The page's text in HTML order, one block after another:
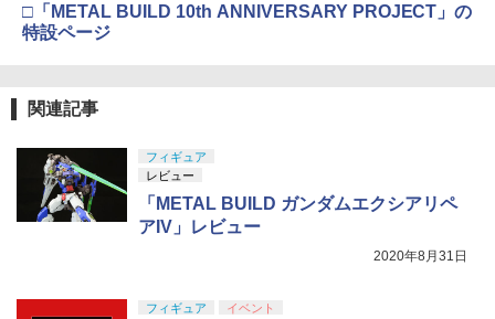
￥28,875
5
D-01 サウンドウェーブ 可動フィギュア
ケール 色分け済みプラモデル
ロモデラー共同開発】 超極細 ガラスヤ
登録済］ verty-s
5
￥710
□「METAL BUILD 10th ANNIVERSARY PROJECT」の
特設ページ
関連記事
フィギュア
レビュー
「METAL BUILD ガンダムエクシアリペ
アIV」レビュー
2020年8月31日
フィギュア イベント